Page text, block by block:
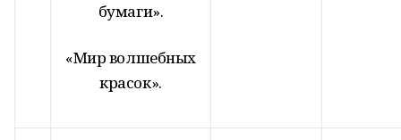
бумаги».
«Мир волшебных
красок».